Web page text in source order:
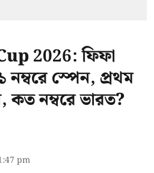
2026: ফিফা
নম্বরে স্পেন, প্রথম
কত নম্বরে ভারত?
pm